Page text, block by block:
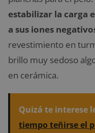
estabilizar la carga
a sus iones
revestimiento en
brillo muy sedoso
en cerámica.
Quizá te interese
tiempo teñirse el